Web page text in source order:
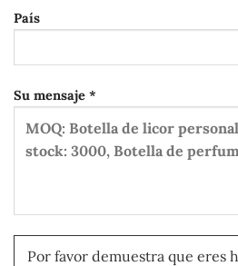
País
Su mensaje *
Por favor demuestra que eres